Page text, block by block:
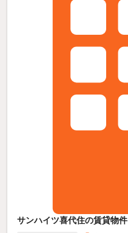
サンハイツ喜代住の賃貸物件